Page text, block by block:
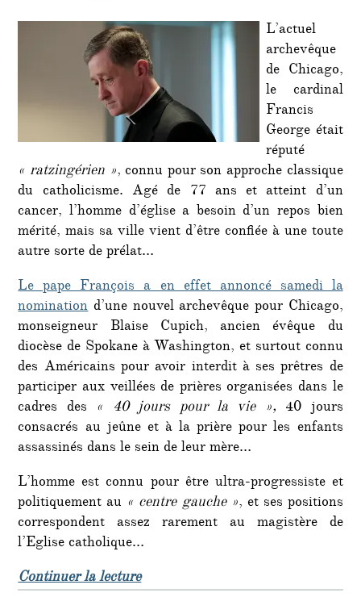
L’actuel
archevêque
de Chicago,
le cardinal
Francis
George était
réputé
« ratzingérien », connu pour son approche classique
du catholicisme. Agé de 77 ans et atteint d’un
cancer, l’homme d’église a besoin d’un repos bien
mérité, mais sa ville vient d’être confiée à une toute
autre sorte de prélat…
Le pape François a en effet annoncé samedi la
nominationd’une nouvel archevêque pour Chicago,
monseigneur Blaise Cupich, ancien évêque du
diocèse de Spokane à Washington, et surtout connu
des Américains pour avoir interdit à ses prêtres de
participer aux veillées de prières organisées dans le
cadres des « 40 jours pour la vie », 40 jours
consacrés au jeûne et à la prière pour les enfants
assassinés dans le sein de leur mère…
L’homme est connu pour être ultra-progressiste et
politiquement au « centre gauche », et ses positions
correspondent assez rarement au magistère de
l’Eglise catholique…
Continuer la lecturede « Nomination par le pape d’un